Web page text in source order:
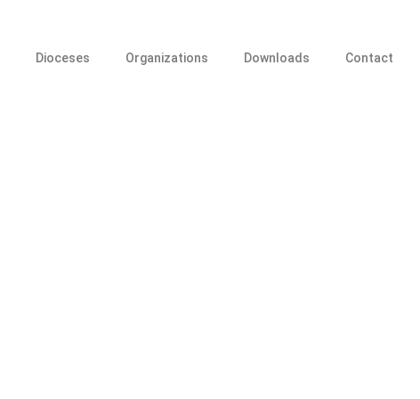
Dioceses Organizations Downloads Contact